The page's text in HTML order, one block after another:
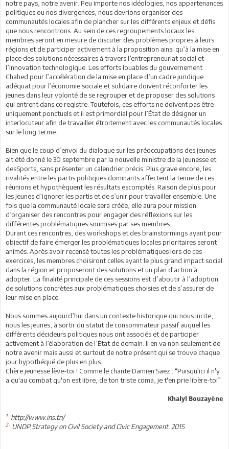
notre pays, notre avenir. Peu importe nos idéologies, nos appartenances
politiques ou nos divergences, nous devrions organiser des
communautés locales afin de plancher sur les différents enjeux et défis
que nous rencontrons. Au sein de ces regroupements locaux les
membres seront en mesure de discuter des problèmes propres à leurs
régions et de participer activement à la proposition ainsi qu’à la mise en
place des solutions nécessaires à travers l’entrepreneuriat social et
l’innovation technologique. Les efforts louables du gouvernement
Chahed pour l’accélération de la mise en place d’un cadre juridique
adéquat pour l’économie sociale et solidaire doivent réconforter les
jeunes dans leur volonté de se regrouper et de proposer des solutions
qui entrent dans ce registre. Toutefois, ces efforts ne doivent pas être
uniquement ponctuels et il est primordial pour l’État de désigner un
interlocuteur afin de travailler étroitement avec les communautés locales
sur le long terme.
Bien que le coup d’envoi du dialogue sur les préoccupations des jeunes
ait été donné le 30 septembre par la nouvelle ministre de la Jeunesse et
desSports, sans présenter un calendrier précis. Plus grave encore, les
rivalités entre les partis politiques dominants affectent la tenue de ces
réunions et hypothèquent les résultats escomptés. Raison de plus pour
les jeunes d’ignorer les partis et de s’unir pour travailler ensemble. Une
fois que la communauté locale sera créée, elle aura pour mission
d’organiser des rencontres pour engager des réflexions sur les
différentes problématiques soumises par ses membres.
Durant ces rencontres, des workshops et des brainstormings ayant pour
objectif de faire émerger les problématiques locales prioritaires seront
animés. Après avoir recensé toutes les problématiques lors de ces
exercices, les membres choisiront celles ayant le plus grand impact social
dans la région et proposeront des solutions et un plan d'action à
adopter. La finalité principale de ces sessions est d’aboutir à l’adoption
de solutions concrètes aux problématiques choisies et de s’assurer de
leur mise en place.
Nous sommes aujourd’hui dans un contexte historique qui nous incite,
nous les jeunes, à sortir du statut de consommateur passif auquel les
différents décideurs politiques nous ont associés et de participer
activement à l’élaboration de l’État de demain. Il en va non seulement de
notre avenir mais aussi et surtout de notre présent qui se trouve chaque
jour hypothéqué de plus en plus.
Chère jeunesse lève-toi ! Comme le chante Damien Saez : “Puisqu'ici il n'y
a qu'au combat qu'on est libre, de ton triste coma, je t'en prie libère-toi”.
Khalyl Bouzayène
1- http://www.ins.tn/
2- UNDP Strategy on Civil Society and Civic Engagement. 2015